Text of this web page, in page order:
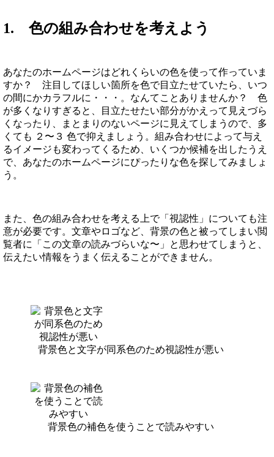
1. 色の組み合わせを考えよう
あなたのホームページはどれくらいの色を使って作っていま
すか？ 注目してほしい箇所を色で目立たせていたら、いつ
の間にかカラフルに・・・。なんてことありませんか？ 色
が多くなりすぎると、目立たせたい部分がかえって見えづら
くなったり、まとまりのないページに見えてしまうので、多
くても ２〜３ 色で抑えましょう。組み合わせによって与え
るイメージも変わってくるため、いくつか候補を出したうえ
で、あなたのホームページにぴったりな色を探してみましょ
う。
また、色の組み合わせを考える上で「視認性」についても注
意が必要です。文章やロゴなど、背景の色と被ってしまい閲
覧者に「この文章の読みづらいな〜」と思わせてしまうと、
伝えたい情報をうまく伝えることができません。
背景色と文字が同系色のため視認性が悪い
背景色の補色を使うことで読みやすい